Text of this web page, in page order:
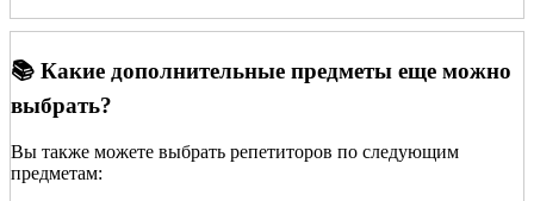
📚 Какие дополнительные предметы еще можно
выбрать?
Вы также можете выбрать репетиторов по следующим
предметам: